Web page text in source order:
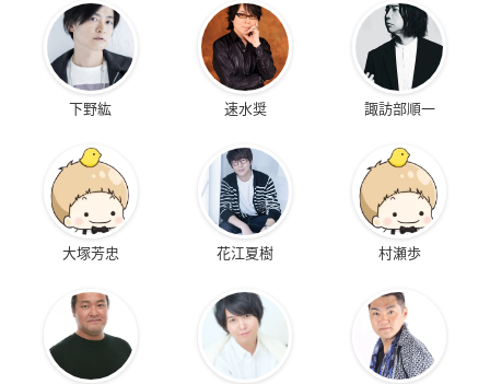
下野紘 速水奨 諏訪部順一
大塚芳忠 花江夏樹 村瀬歩